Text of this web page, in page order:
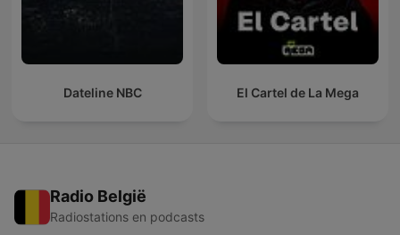
Dateline NBC El Cartel de La Mega
Radio België
Radiostations en podcasts